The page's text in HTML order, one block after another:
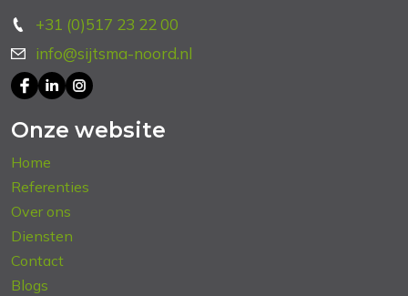
+31 (0)517 23 22 00
info@sijtsma-noord.nl
Onze website
Home
Referenties
Over ons
Diensten
Contact
Blogs